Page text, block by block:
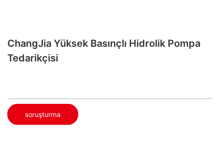
ChangJia Yüksek Basınçlı Hidrolik Pompa
Tedarikçisi
soruşturma